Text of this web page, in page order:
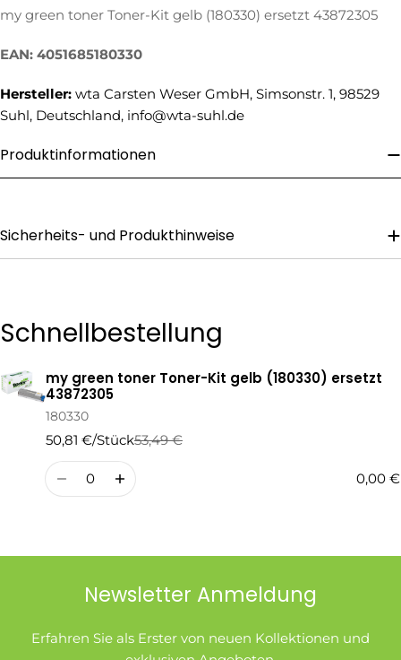
Eine Frage stellen
Ihr
Ihre
Ihre
Telefonnummer
Frage Senden
my green toner Toner-Kit gelb (180330) ersetzt 43872305
EAN: 4051685180330
Hersteller: wta Carsten Weser GmbH, Simsonstr. 1, 98529
Suhl, Deutschland, info@wta-suhl.de
Produktinformationen
Sicherheits- und Produkthinweise
Schnellbestellung
Ihr
Warenkorb
my green toner Toner-Kit gelb (180330) ersetzt
43872305
180330
50,81 €/Stück
Regulärer
Preis
53,49 €
Verkaufspreis
Menge
0,00 €
Newsletter Anmeldung
Erfahren Sie als Erster von neuen Kollektionen und